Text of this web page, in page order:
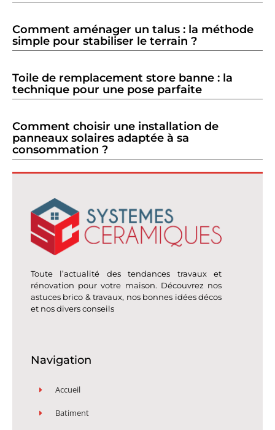
Comment aménager un talus : la méthode
simple pour stabiliser le terrain ?
Toile de remplacement store banne : la
technique pour une pose parfaite
Comment choisir une installation de
panneaux solaires adaptée à sa
consommation ?
Toute l’actualité des tendances travaux et
rénovation pour votre maison. Découvrez nos
astuces brico & travaux, nos bonnes idées décos
et nos divers conseils
Navigation
Accueil
Batiment